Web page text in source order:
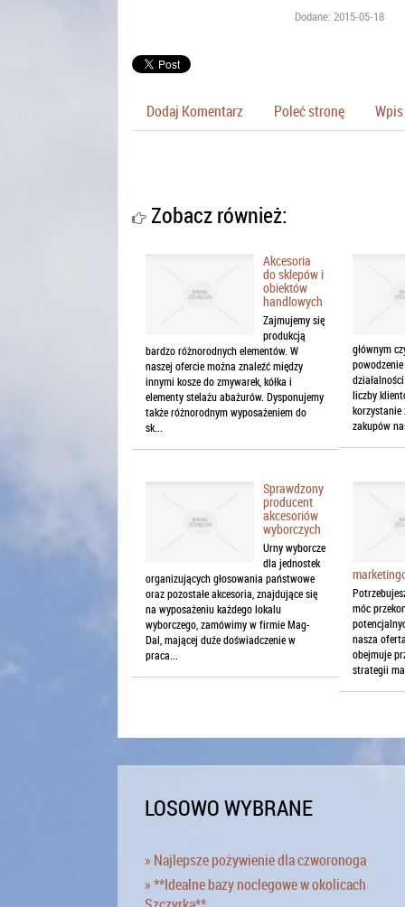
Dodane: 2015-05-18
Dodaj Komentarz Poleć stronę
Zobacz również:
Akcesoria
do sklepów i
obiektów
handlowych
Zajmujemy się
produkcją
bardzo różnorodnych elementów. W
naszej ofercie można znaleźć między
innymi kosze do zmywarek, kółka i
elementy stelażu abażurów. Dysponujemy
także różnorodnym wyposażeniem do
sk...
głównym
liczby
korzystanie
zakupów
Sprawdzony
producent
akcesoriów
wyborczych
Urny wyborcze
dla jednostek
organizujących głosowania państwowe
oraz pozostałe akcesoria, znajdujące się
na wyposażeniu każdego lokalu
wyborczego, zamówimy w firmie Mag-
Dal, mającej duże doświadczenie w
praca...
móc
nasza
obejmuje
strategii
LOSOWO WYBRANE
» Najlepsze pożywienie dla czworonoga
» **Idealne bazy noclegowe w okolicach